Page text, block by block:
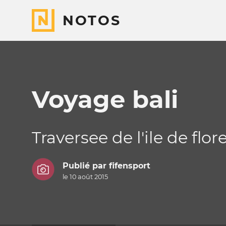
NOTOS
Voyage bali
Traversee de l'ile de
Publié par fifensport
le 10 août 2015